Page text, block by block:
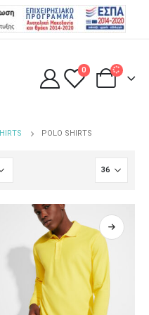
0
POLO SHIRTS